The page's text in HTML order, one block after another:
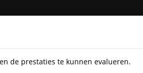
de prestaties te kunnen evalueren.